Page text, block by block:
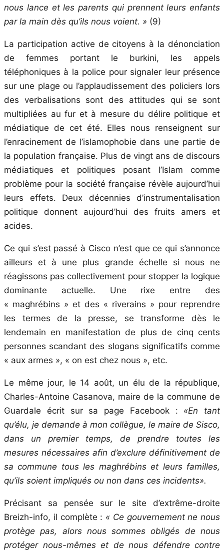
nous lance et les parents qui prennent leurs enfants
par la main dès qu’ils nous voient. » (9)
La participation active de citoyens à la dénonciation
de femmes portant le burkini, les appels
téléphoniques à la police pour signaler leur présence
sur une plage ou l’applaudissement des policiers lors
des verbalisations sont des attitudes qui se sont
multipliées au fur et à mesure du délire politique et
médiatique de cet été. Elles nous renseignent sur
l’enracinement de l’islamophobie dans une partie de
la population française. Plus de vingt ans de discours
médiatiques et politiques posant l’Islam comme
problème pour la société française révèle aujourd’hui
leurs effets. Deux décennies d’instrumentalisation
politique donnent aujourd’hui des fruits amers et
acides.
Ce qui s’est passé à Cisco n’est que ce qui s’annonce
ailleurs et à une plus grande échelle si nous ne
réagissons pas collectivement pour stopper la logique
dominante actuelle. Une rixe entre des
« maghrébins » et des « riverains » pour reprendre
les termes de la presse, se transforme dès le
lendemain en manifestation de plus de cinq cents
personnes scandant des slogans significatifs comme
« aux armes », « on est chez nous », etc.
Le même jour, le 14 août, un élu de la république,
Charles-Antoine Casanova, maire de la commune de
Guardale écrit sur sa page Facebook : «En tant
qu’élu, je demande à mon collègue, le maire de Sisco,
dans un premier temps, de prendre toutes les
mesures nécessaires afin d’exclure définitivement de
sa commune tous les maghrébins et leurs familles,
qu’ils soient impliqués ou non dans ces incidents».
Précisant sa pensée sur le site d’extrême-droite
Breizh-info, il complète : « Ce gouvernement ne nous
protège pas, alors nous sommes obligés de nous
protéger nous-mêmes et de nous défendre contre